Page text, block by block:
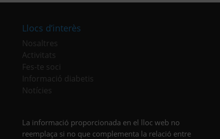
Llocs d’interès
Nosaltres
Activitats
Fes-te soci
Informació diabetis
Notícies
La informació proporcionada en el lloc web no
reemplaça si no que complementa la relació entre